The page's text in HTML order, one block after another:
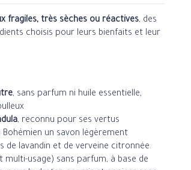
fragiles, très sèches ou réactives, des
choisis pour leurs bienfaits et leur
, sans parfum ni huile essentielle,
, reconnu pour ses vertus
Bohémien un savon légèrement
de lavandin et de verveine citronnée.
multi-usage) sans parfum, à base de